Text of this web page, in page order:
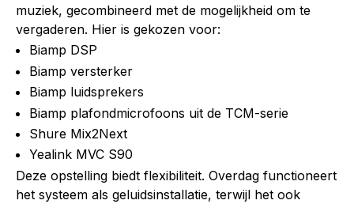
muziek, gecombineerd met de mogelijkheid om te
vergaderen. Hier is gekozen voor:
Biamp DSP
Biamp versterker
Biamp luidsprekers
Biamp plafondmicrofoons uit de TCM-serie
Shure Mix2Next
Yealink MVC S90
Deze opstelling biedt flexibiliteit. Overdag functioneert
het systeem als geluidsinstallatie, terwijl het ook